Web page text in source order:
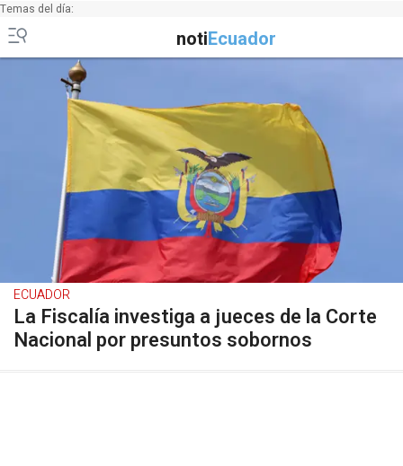
Temas del día:
notiEcuador
ECUADOR
La Fiscalía investiga a jueces de la Corte
Nacional por presuntos sobornos